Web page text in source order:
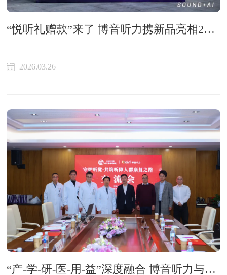
“悦听礼赠款”来了 博音听力携新品亮相2026中国国际音频产业大会
2026.03.26
“产-学-研-医-用-益”深度融合 博音听力与复旦大学附属眼耳鼻喉科医院探索听力健康新范式